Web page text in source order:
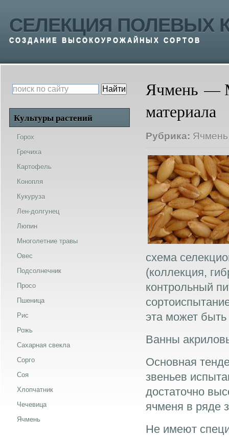
СЕЛЕКЦИЯ ПОЛЕВЫХ
СОЗДАНИЕ ВЫСОКОУРОЖАЙНЫХ СОРТОВ
Ячмень —
материала
Рубрика: Ячмень
схема
(коллекция,
контрольный
эта может
Ванны
Основная
звеньев
достаточно
ячменя в ряде
Не имеют
Культуры растений
Горох
Гречиха
Картофель
Конопля
Кукуруза
Лен-долгунец
Люпин
Многолетние травы
Овес
Подсолнечник
Просо
Пшеница
Рис
Рожь
Сахарная свекла
Сорго
Соя
Хлопчатник
Чечевица
Ячмень